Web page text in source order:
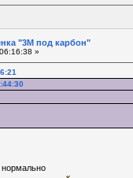
"3М под карбон"
»
нормально